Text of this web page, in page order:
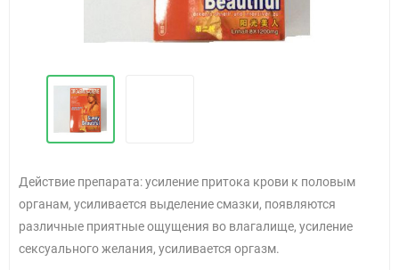
Действие препарата: усиление притока крови к половым
органам, усиливается выделение смазки, появляются
различные приятные ощущения во влагалище, усиление
сексуального желания, усиливается оргазм.